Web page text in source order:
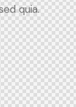
quia.